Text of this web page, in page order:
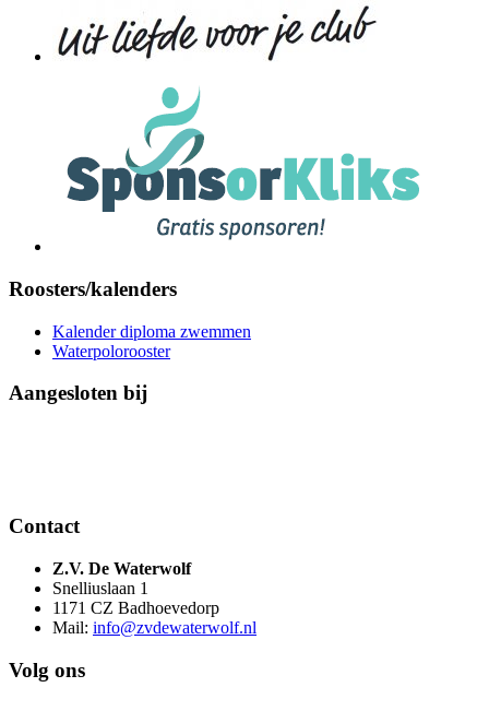
Roosters/kalenders
Kalender diploma zwemmen
Waterpolorooster
Aangesloten bij
Contact
Z.V. De Waterwolf
Snelliuslaan 1
1171 CZ Badhoevedorp
Mail: info@zvdewaterwolf.nl
Volg ons